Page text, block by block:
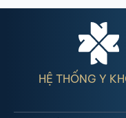
HỆ THỐNG Y